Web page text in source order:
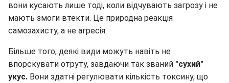
вони кусають лише тоді, коли відчувають загрозу і не
мають змоги втекти. Це природна реакція
самозахисту, а не агресія.
Більше того, деякі види можуть навіть не
впорскувати отруту, завдаючи так званий "сухий"
укус. Вони здатні регулювати кількість токсину, що